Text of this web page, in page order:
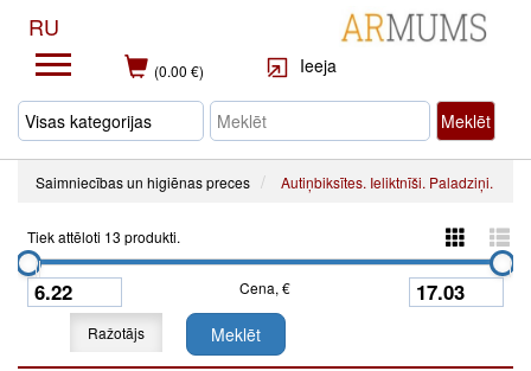
RU
(0.00 €) Ieeja
Meklēt
Saimniecības un higiēnas preces Autiņbiksītes. Ieliktnīši. Paladziņi.
Tiek attēloti 13 produkti.
Cena, €
Ražotājs Meklēt